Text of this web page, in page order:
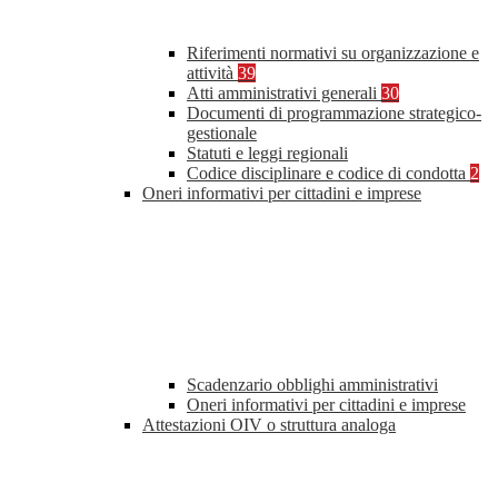
Riferimenti normativi su organizzazione e
attività 39
Atti amministrativi generali 30
Documenti di programmazione strategico-
gestionale
Statuti e leggi regionali
Codice disciplinare e codice di condotta 2
Oneri informativi per cittadini e imprese
Scadenzario obblighi amministrativi
Oneri informativi per cittadini e imprese
Attestazioni OIV o struttura analoga